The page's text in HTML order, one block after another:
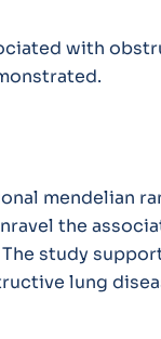
with
mendelian
the
study
lung